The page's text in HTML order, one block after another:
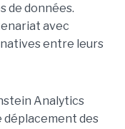
de données.
avec
entre leurs
Analytics
des